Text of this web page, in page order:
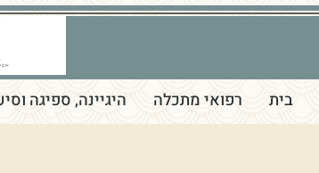
בית רפואי מתכלה היגיינה, ספיגה